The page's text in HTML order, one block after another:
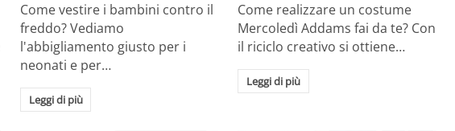
Come vestire i bambini contro il
freddo? Vediamo
l'abbigliamento giusto per i
neonati e per…
Leggi di più
Come realizzare un costume
Mercoledì Addams fai da te? Con
il riciclo creativo si ottiene…
Leggi di più